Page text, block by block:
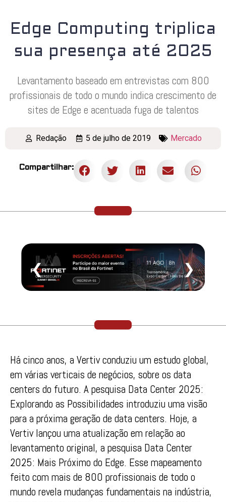
Edge Computing triplica
sua presença até 2025
Levantamento baseado em entrevistas com 800
profissionais de todo o mundo indica crescimento de
sites de Edge e acentuada fuga de talentos
Redação 5 de julho de 2019 Mercado
Compartilhar:
❮ ❯
Há cinco anos, a Vertiv conduziu um estudo global,
em várias verticais de negócios, sobre os data
centers do futuro. A pesquisa Data Center 2025:
Explorando as Possibilidades introduziu uma visão
para a próxima geração de data centers. Hoje, a
Vertiv lançou uma atualização em relação ao
levantamento original, a pesquisa Data Center
2025: Mais Próximo do Edge. Esse mapeamento
feito com mais de 800 profissionais de todo o
mundo revela mudanças fundamentais na indústria,